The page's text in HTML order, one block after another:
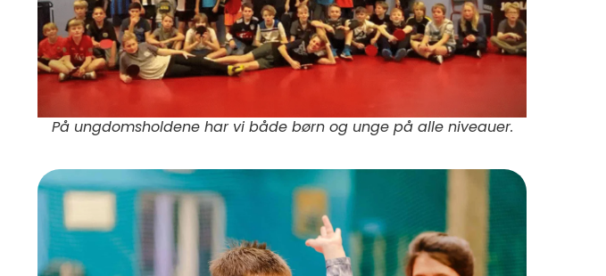
På ungdomsholdene har vi både børn og unge på alle niveauer.